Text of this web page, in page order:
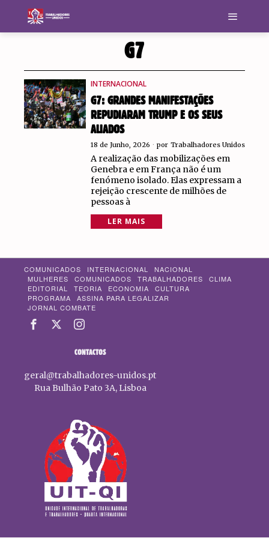
G7
INTERNACIONAL
G7: GRANDES MANIFESTAÇÕES
REPUDIARAM TRUMP E OS SEUS
ALIADOS
18 de Junho, 2026 por Trabalhadores Unidos
A realização das mobilizações em
Genebra e em França não é um
fenómeno isolado. Elas expressam a
rejeição crescente de milhões de
pessoas à
LER MAIS
COMUNICADOS INTERNACIONAL
NACIONAL
MULHERES
COMUNICADOS TRABALHADORES
CLIMA
EDITORIAL
TEORIA ECONOMIA
CULTURA
PROGRAMA
ASSINA PARA LEGALIZAR
JORNAL COMBATE
CONTACTOS
geral@trabalhadores-unidos.pt
Rua Bulhão Pato 3A, Lisboa